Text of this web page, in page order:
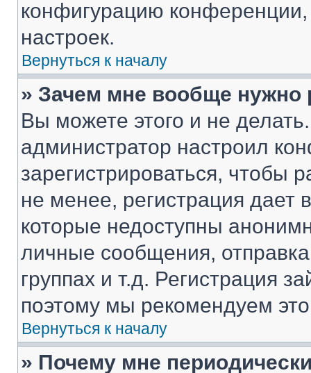
конфигурацию
настроек.
Вернуться к началу
» Зачем мне вообще нужно
Вы можете этого и не
администратор настроил
зарегистрироваться, чтобы
не менее, регистрация
которые недоступны
личные сообщения,
группах и т.д. Регистрация
поэтому мы рекомендуем
Вернуться к началу
» Почему мне